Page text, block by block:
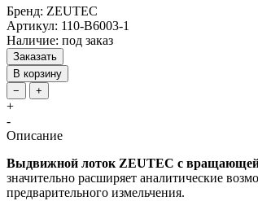
Бренд: ZEUTEC
Артикул: 110-B6003-1
Наличие: под заказ
Заказать
В корзину
−
+
+
-
Описание
Выдвижной лоток ZEUTEC с
значительно расширяет аналитические
предварительного измельчения.